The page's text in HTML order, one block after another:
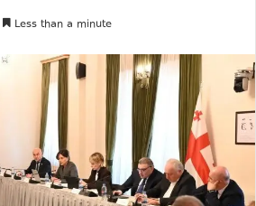
Less than a minute